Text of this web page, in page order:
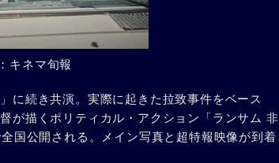
キネマ旬報
に続き共演。実際に起きた拉致事件をベース
が描くポリティカル・アクション「ランサム 非
国公開される。メイン写真と超特報映像が到着